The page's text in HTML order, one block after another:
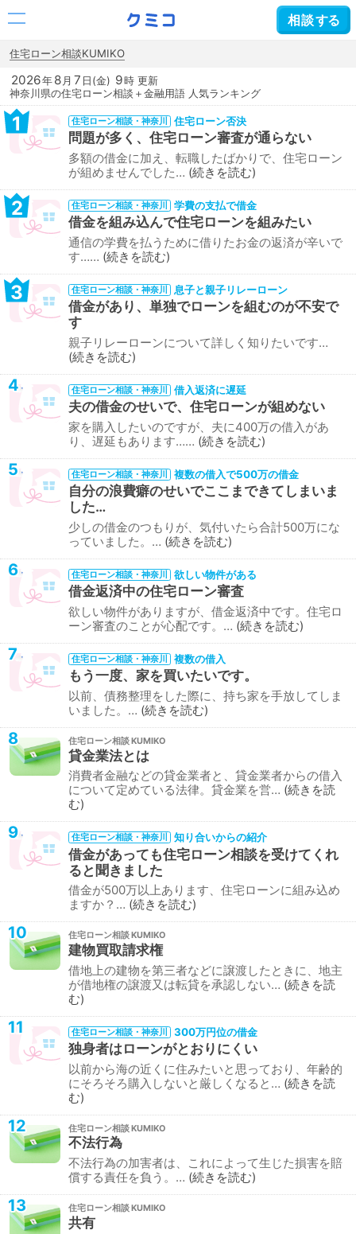
住宅ローン相談KUMIKO
2026年8 月 7 日(金) 9時 更新
神奈川県の住宅ローン相談＋金融用語 人気ランキング
1 住宅ローン相談・神奈川 住宅ローン否決
問題が多く、住宅ローン審査が通らない
多額の借金に加え、転職したばかりで、住宅ローン
が組めませんでした… 続きを読む
2 住宅ローン相談・神奈川 学費の支払で借金
借金を組み込んで住宅ローンを組みたい
通信の学費を払うために借りたお金の返済が辛いで
す…… 続きを読む
3 住宅ローン相談・神奈川 息子と親子リレーローン
借金があり、単独でローンを組むのが不安で
す
親子リレーローンについて詳しく知りたいです…
続きを読む
4 住宅ローン相談・神奈川 借入返済に遅延
夫の借金のせいで、住宅ローンが組めない
家を購入したいのですが、夫に400万の借入があ
り、遅延もあります…… 続きを読む
5 住宅ローン相談・神奈川 複数の借入で500万の借金
自分の浪費癖のせいでここまできてしまいま
した…
少しの借金のつもりが、気付いたら合計500万にな
っていました。… 続きを読む
6 住宅ローン相談・神奈川 欲しい物件がある
借金返済中の住宅ローン審査
欲しい物件がありますが、借金返済中です。住宅ロ
ーン審査のことが心配です。… 続きを読む
7 住宅ローン相談・神奈川 複数の借入
もう一度、家を買いたいです。
以前、債務整理をした際に、持ち家を手放してしま
いました。… 続きを読む
8 住宅ローン相談
貸金業法とは
消費者金融などの貸金業者と、貸金業者からの借入
について定めている法律。貸金業を営… 続きを読
む
9 住宅ローン相談・神奈川 知り合いからの紹介
借金があっても住宅ローン相談を受けてくれ
ると聞きました
借金が500万以上あります、住宅ローンに組み込め
ますか？… 続きを読む
10 住宅ローン相談
建物買取請求権
借地上の建物を第三者などに譲渡したときに、地主
が借地権の譲渡又は転貸を承認しない… 続きを読
む
11 住宅ローン相談・神奈川 300万円位の借金
独身者はローンがとおりにくい
以前から海の近くに住みたいと思っており、年齢的
にそろそろ購入しないと厳しくなると… 続きを読
む
12 住宅ローン相談
不法行為
不法行為の加害者は、これによって生じた損害を賠
償する責任を負う。… 続きを読む
13 住宅ローン相談
共有
相談する